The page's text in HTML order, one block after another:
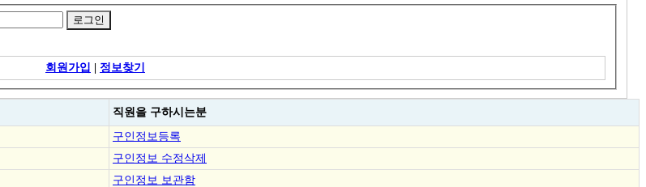
회원가입 | 정보찾기
직원을 구하시는분
구인정보등록
구인정보 수정삭제
구인정보 보관함